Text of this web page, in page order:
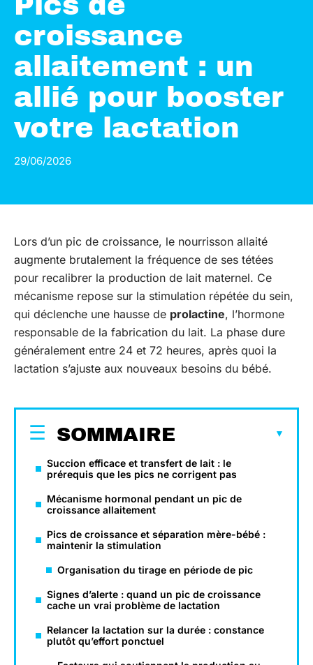
croissance
allaitement : un
allié pour booster
votre lactation
29/06/2026
Lors d’un pic de croissance, le nourrisson allaité
augmente brutalement la fréquence de ses tétées
pour recalibrer la production de lait maternel. Ce
mécanisme repose sur la stimulation répétée du sein,
qui déclenche une hausse de prolactine, l’hormone
responsable de la fabrication du lait. La phase dure
généralement entre 24 et 72 heures, après quoi la
lactation s’ajuste aux nouveaux besoins du bébé.
SOMMAIRE
Succion efficace et transfert de lait : le
prérequis que les pics ne corrigent pas
Mécanisme hormonal pendant un pic de
croissance allaitement
Pics de croissance et séparation mère-bébé :
maintenir la stimulation
Organisation du tirage en période de pic
Signes d’alerte : quand un pic de croissance
cache un vrai problème de lactation
Relancer la lactation sur la durée : constance
plutôt qu’effort ponctuel